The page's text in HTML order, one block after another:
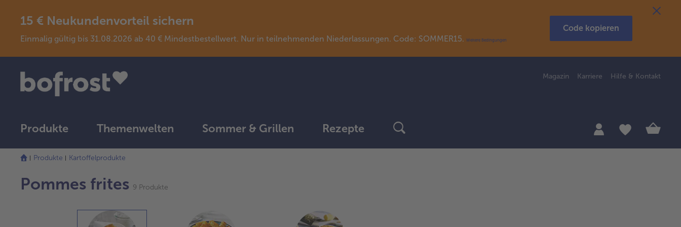
15 € Neukundenvorteil sichern
Einmalig gültig bis 31.08.2026 ab 40 € Mindestbestellwert. Nur in teilnehmenden Niederlassungen. Code: SOMMER15. Weitere Bedingungen
Code kopieren
Magazin Karriere Hilfe & Kontakt
Produkte Themenwelten Sommer & Grillen Rezepte
Produkte
Kartoffelprodukte
Es
Pommes frites 9 Produkte